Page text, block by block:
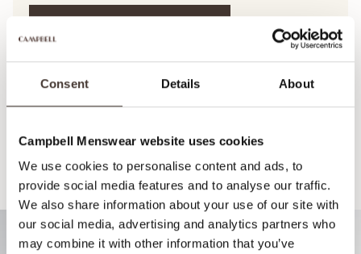
Consent Details About
Campbell Menswear website uses cookies
We use cookies to personalise content and ads, to
provide social media features and to analyse our traffic.
We also share information about your use of our site with
our social media, advertising and analytics partners who
may combine it with other information that you’ve
Empfohlen für Ihren Look